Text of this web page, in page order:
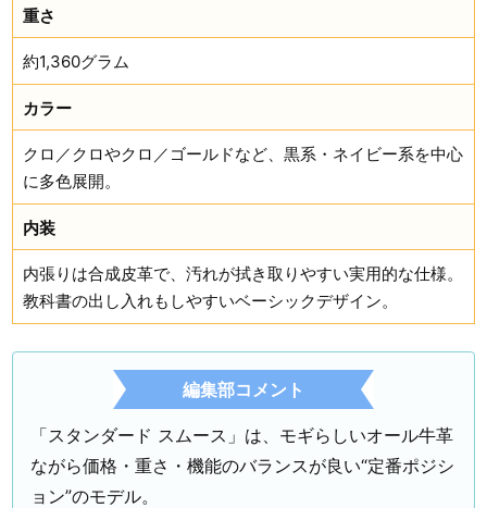
重さ
約1,360グラム
カラー
クロ／クロやクロ／ゴールドなど、黒系・ネイビー系を中心
に多色展開。
内装
内張りは合成皮革で、汚れが拭き取りやすい実用的な仕様。
教科書の出し入れもしやすいベーシックデザイン。
編集部コメント
「スタンダード スムース」は、モギらしいオール牛革
ながら価格・重さ・機能のバランスが良い“定番ポジシ
ョン”のモデル。